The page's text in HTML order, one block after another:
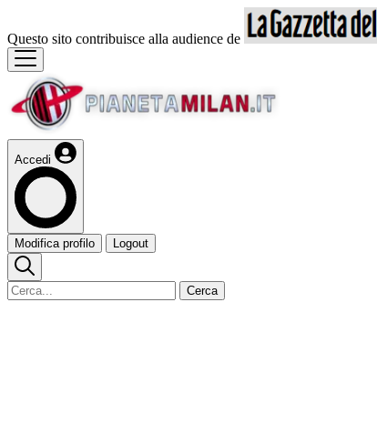
Questo sito contribuisce alla audience de
Accedi
Modifica profilo Logout
Cerca